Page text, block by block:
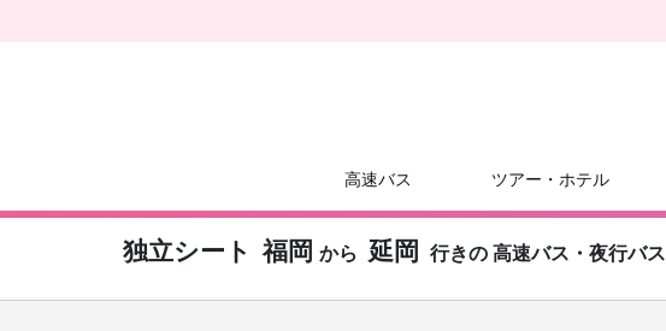
高速バス ツアー・ホテル
独立シート 福岡 から 延岡 行きの 高速バス・夜行バス